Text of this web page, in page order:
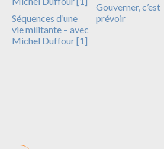
Séquences d’une
vie militante – avec
Michel Duffour [1]
Gouverner, c’est
prévoir